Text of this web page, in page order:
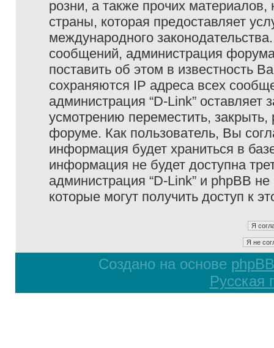
розни, а также прочих
страны, которая предоставляет
международного
сообщений, администрация
поставить об этом в известность
сохраняются IP адреса всех
администрация “D-Link”
усмотрению переместить,
форуме. Как пользователь, Вы
информация будет храниться в
информация не будет доступна
администрация “D-Link” и phpBB
которые могут получить доступ к
Создано на основе phpBB
Русская